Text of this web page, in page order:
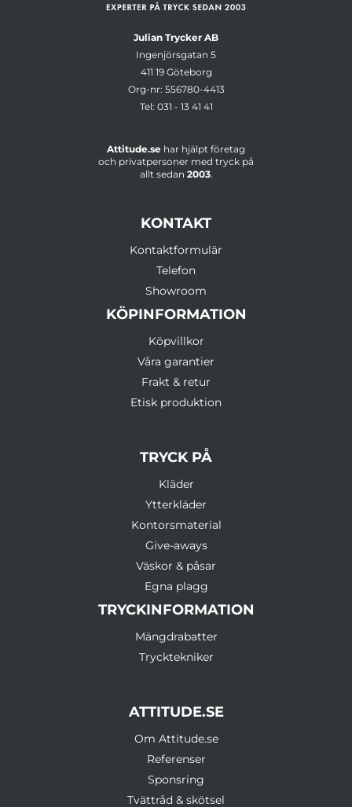
Julian Trycker AB
Ingenjörsgatan 5
411 19 Göteborg
Org-nr: 556780-4413
Tel: 031 - 13 41 41
Attitude.se har hjälpt företag
och privatpersoner med tryck på
allt sedan 2003.
KONTAKT
Kontaktformulär
Telefon
Showroom
KÖPINFORMATION
Köpvillkor
Våra garantier
Frakt & retur
Etisk produktion
TRYCK PÅ
Kläder
Ytterkläder
Kontorsmaterial
Give-aways
Väskor & påsar
Egna plagg
TRYCKINFORMATION
Mängdrabatter
Trycktekniker
ATTITUDE.SE
Om Attitude.se
Referenser
Sponsring
Tvättråd & skötsel